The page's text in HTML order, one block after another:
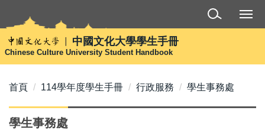
到
主
要
內
區
中國文化大學學生手冊
Chinese Culture University Student Handbook
首頁 114學年度學生手冊 行政服務 學生事務處
學生事務處